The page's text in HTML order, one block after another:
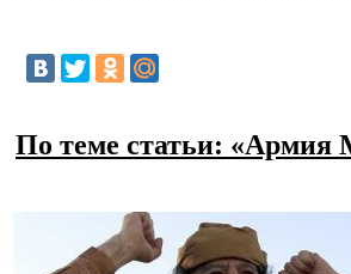
По теме статьи: «Армия